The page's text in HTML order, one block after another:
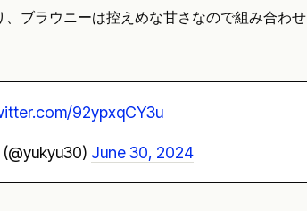
ブラウニーは控えめな甘さなので組み合わせ
92ypxqCY3u
June 30, 2024